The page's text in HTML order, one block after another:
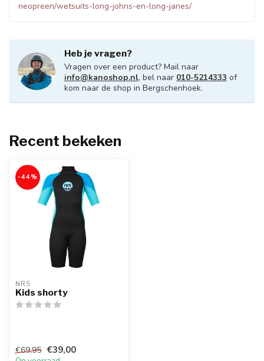
neopreen/wetsuits-long-johns-en-long-janes/
Heb je vragen?
Vragen over een product? Mail naar
info@kanoshop.nl, bel naar 010-5214333 of
kom naar de shop in Bergschenhoek.
Recent bekeken
-44%
NRS
Kids shorty
€69,95 €39,00